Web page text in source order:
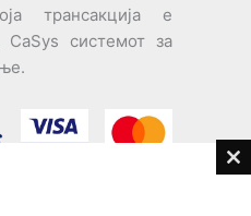
трансакција е
системот за